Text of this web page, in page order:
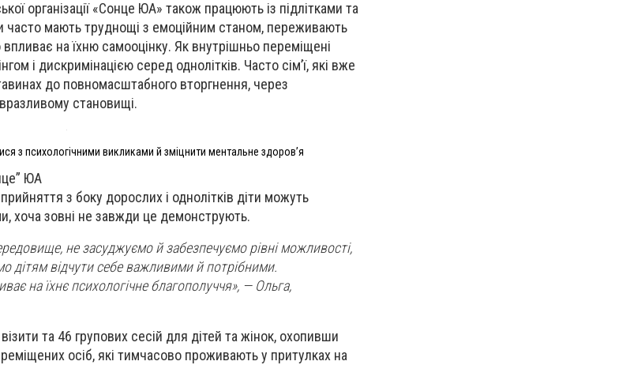
організації «Сонце ЮА» також працюють із підлітками та
часто мають труднощі з емоційним станом, переживають
на їхню самооцінку. Як внутрішньо переміщені
і дискримінацією серед однолітків. Часто сім’ї, які вже
до повномасштабного вторгнення, через
становищі.
з психологічними викликами й зміцнити ментальне здоровʼя
ЮА
з боку дорослих і однолітків діти можуть
хоча зовні не завжди це демонструють.
не засуджуємо й забезпечуємо рівні можливості,
дітям відчути себе важливими й потрібними.
на їхнє психологічне благополуччя», — Ольга,
та 46 групових сесій для дітей та жінок, охопивши
осіб, які тимчасово проживають у притулках на